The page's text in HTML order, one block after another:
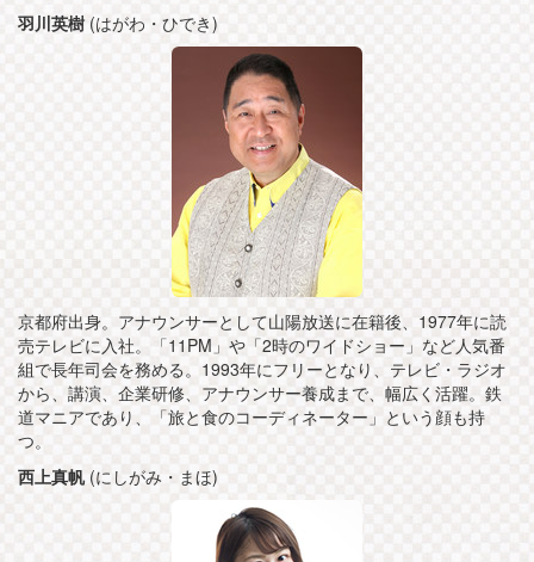
羽川英樹(はがわ・ひでき)
京都府出身。アナウンサーとして山陽放送に在籍後、1977年に読
売テレビに入社。「11PM」や「2時のワイドショー」など人気番
組で長年司会を務める。1993年にフリーとなり、テレビ・ラジオ
から、講演、企業研修、アナウンサー養成まで、幅広く活躍。鉄
道マニアであり、「旅と食のコーディネーター」という顔も持
つ。
西上真帆(にしがみ・まほ)